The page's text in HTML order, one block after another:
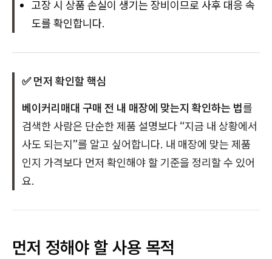
고장 시 상품 손실이 생기는 장비이므로 사후 대응 속
도를 확인합니다.
✅ 먼저 확인할 핵심
베이커리매대 구매 전 내 매장에 맞는지 확인하는 법를
검색한 사람은 단순한 제품 설명보다 “지금 내 상황에서
사도 되는지”를 알고 싶어합니다. 내 매장에 맞는 제품
인지 가격보다 먼저 확인해야 할 기준을 정리할 수 있어
요.
먼저 정해야 할 사용 목적